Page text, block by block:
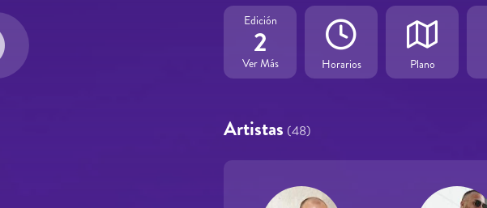
Edición
2
Ver Más Horarios Plano
Artistas (48)